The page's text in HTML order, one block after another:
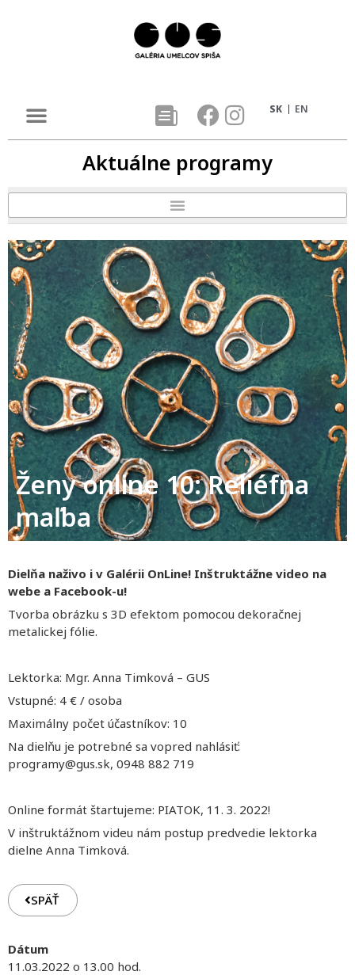
SK EN
Aktuálne programy
Ženy online 10: Reliéfna
maľba
Dielňa naživo i v Galérii OnLine! Inštruktážne video na
webe a Facebook-u!
Tvorba obrázku s 3D efektom pomocou dekoračnej
metalickej fólie.
Lektorka: Mgr. Anna Timková – GUS
Vstupné: 4 € / osoba
Maximálny počet účastníkov: 10
Na dielňu je potrebné sa vopred nahlásiť:
programy@gus.sk, 0948 882 719
Online formát štartujeme: PIATOK, 11. 3. 2022!
V inštruktážnom videu nám postup predvedie lektorka
dielne Anna Timková.
SPÄŤ
Dátum
11.03.2022 o 13.00 hod.